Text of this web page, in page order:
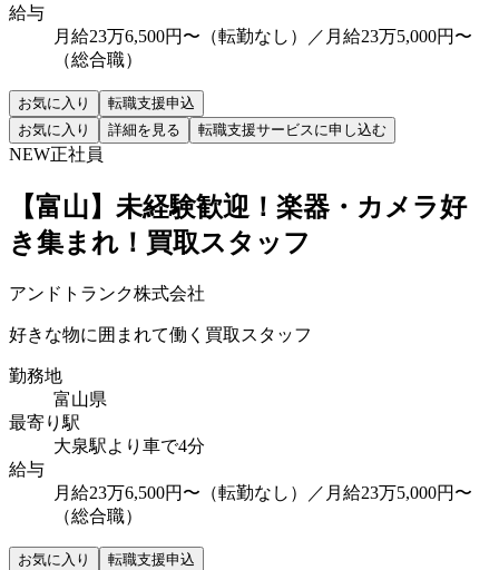
給与
月給23万6,500円〜（転勤なし）／月給23万5,000円〜
（総合職）
お気に入り
転職支援申込
お気に入り
詳細を見る 転職支援サービスに申し込む
NEW正社員
【富山】未経験歓迎！楽器・カメラ好
き集まれ！買取スタッフ
アンドトランク株式会社
好きな物に囲まれて働く買取スタッフ
勤務地
富山県
最寄り駅
大泉駅より車で4分
給与
月給23万6,500円〜（転勤なし）／月給23万5,000円〜
（総合職）
お気に入り 転職支援申込